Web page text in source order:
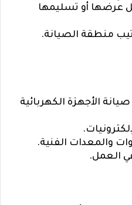
عرضها أو تسليمها
منطقة الصيانة.
الأجهزة الكهربائية
والمعدات الفنية.
في العمل.